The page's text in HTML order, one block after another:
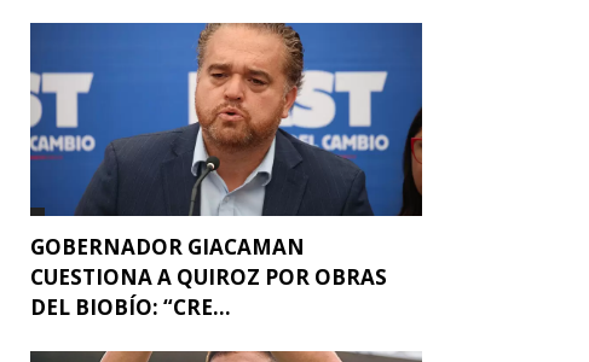
GOBERNADOR GIACAMAN
CUESTIONA A QUIROZ POR OBRAS
DEL BIOBÍO: “CRE...